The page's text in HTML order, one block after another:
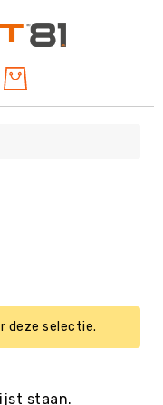
offertes
deze selectie.
staan.